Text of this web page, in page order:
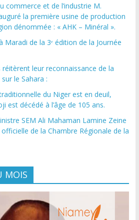
commerce et de l’industrie M.
la première usine de production
dénommée : « AHK – Minéral ».
de la 3ᵉ édition de la Journée
réitèrent leur reconnaissance de la
le Sahara :
du Niger est en deuil,
est décédé à l’âge de 105 ans.
SEM Ali Mahaman Lamine Zeine
de la Chambre Régionale de la
MOIS